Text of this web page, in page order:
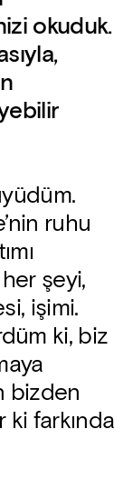
okuduk.
ruhu
şeyi,
işimi.
ki, biz
bizden
ki farkında